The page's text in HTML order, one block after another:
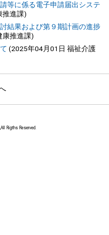
等に係る電子申請届出システ
推進課)
結果および第９期計画の進捗
康推進課)
(2025年04月01日 福祉介護
Rigths Reserved.